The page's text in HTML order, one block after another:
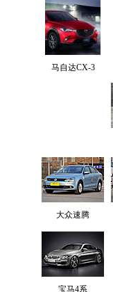
马自达CX-3
大众速腾
宝马4系